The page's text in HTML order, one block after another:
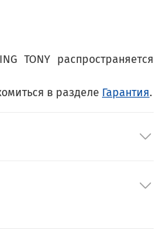
TONY распространяется
в разделе Гарантия.